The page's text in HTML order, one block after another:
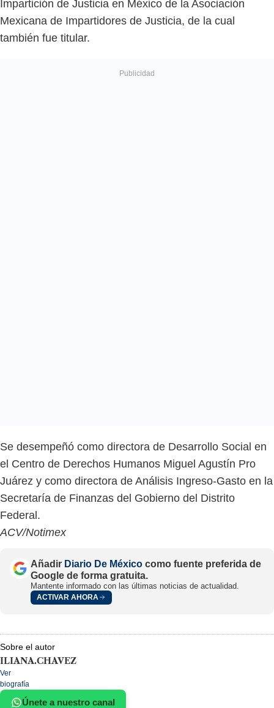
Impartición de Justicia en México de la Asociación
Mexicana de Impartidores de Justicia, de la cual
también fue titular.
Se desempeñó como directora de Desarrollo Social en
el Centro de Derechos Humanos Miguel Agustín Pro
Juárez y como directora de Análisis Ingreso-Gasto en la
Secretaría de Finanzas del Gobierno del Distrito
Federal.
ACV/Notimex
Añadir Diario De México como fuente preferida de
Google de forma gratuita.
Mantente informado con las últimas noticias de actualidad.
ACTIVAR AHORA
Sobre el autor
ILIANA.CHAVEZ
Ver
biografía
Únete a nuestro canal